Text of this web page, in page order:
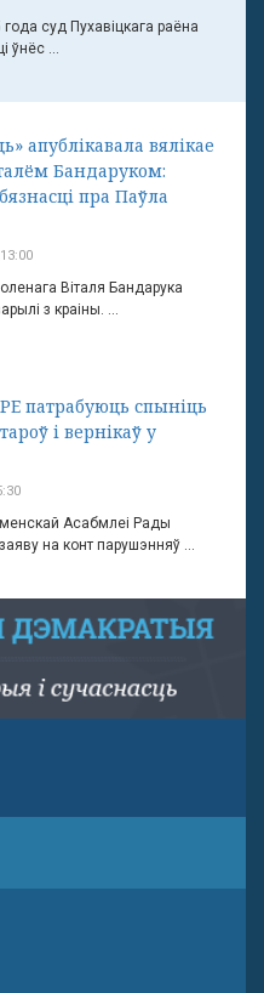
суд Пухавіцкага раёна
ўнёс ...
апублікавала вялікае
Бандаруком:
пра Паўла
Віталя Бандарука
з краіны. ...
патрабуюць спыніць
і вернікаў у
Асабмлеі Рады
на конт парушэнняў ...